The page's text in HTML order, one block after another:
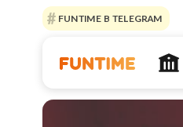
FUNTIME В TELEGRAM